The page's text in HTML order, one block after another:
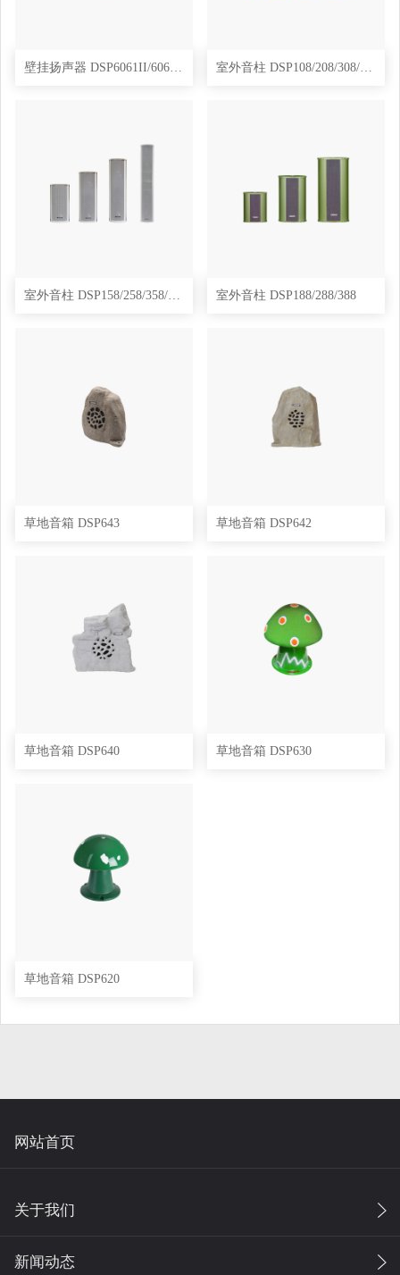
壁挂扬声器 DSP6061II/6062II/6063II 室外音柱 DSP108/208/308/408
室外音柱 DSP158/258/358/458 室外音柱 DSP188/288/388
草地音箱 DSP643 草地音箱 DSP642
草地音箱 DSP640 草地音箱 DSP630
草地音箱 DSP620
网站首页
关于我们
新闻动态